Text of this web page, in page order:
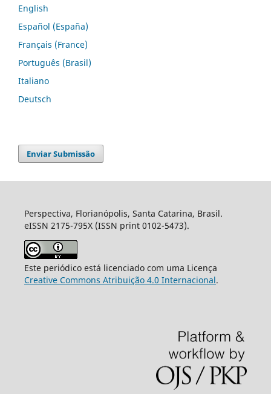
English
Español (España)
Français (France)
Português (Brasil)
Italiano
Deutsch
Enviar Submissão
Perspectiva, Florianópolis, Santa Catarina, Brasil.
eISSN 2175-795X (ISSN print 0102-5473).
Este periódico está licenciado com uma Licença
Creative Commons Atribuição 4.0 Internacional.